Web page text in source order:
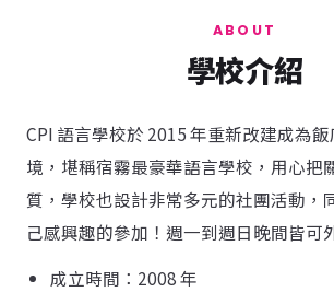
ABOUT
學校介紹
CPI 語言學校於 2015 年重新改建成為
境，堪稱宿霧最豪華語言學校，用心把
質，學校也設計非常多元的社團活動，
己感興趣的參加！週一到週日晚間皆可
成立時間：2008 年